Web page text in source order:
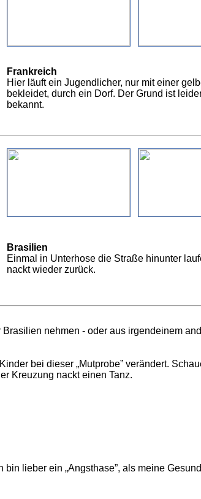
Frankreich
Hier läuft ein Jugendlicher, nur mit einer
bekleidet, durch ein Dorf. Der Grund ist
bekannt.
Brasilien
Einmal in Unterhose die Straße hinunter
nackt wieder zurück.
nehmen - oder aus irgendeinem
bei dieser „Mutprobe” verändert.
Kreuzung nackt einen Tanz.
bin lieber ein „Angsthase”, als meine